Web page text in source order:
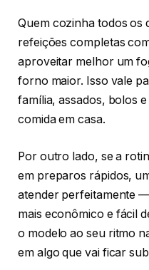
Quem cozinha todos os
refeições completas
aproveitar melhor um
forno maior. Isso vale
família, assados, bolos
comida em casa.
Por outro lado, se a
em preparos rápidos,
atender perfeitamente
mais econômico e fácil
o modelo ao seu ritmo
em algo que vai ficar